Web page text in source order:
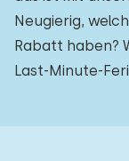
Neugierig,
Rabatt haben?
Last-Minute-